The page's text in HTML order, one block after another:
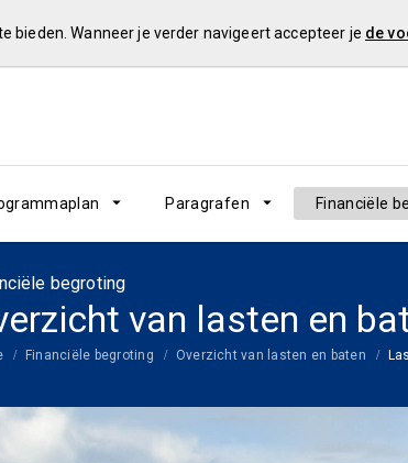
bieden. Wanneer je verder navigeert accepteer je de
Paragrafen Financiële
begroting
van lasten en
Financiële begroting Overzicht van lasten en baten